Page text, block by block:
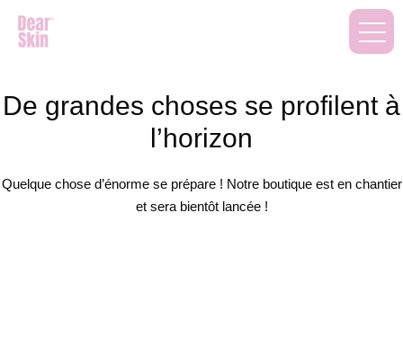
De grandes choses se profilent à
l’horizon
Quelque chose d’énorme se prépare ! Notre boutique est en chantier
et sera bientôt lancée !